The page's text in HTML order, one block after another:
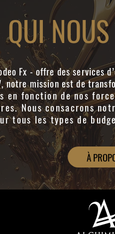
QUI
Fx - offre des services
notre mission est de
en fonction de nos
Nous consacrons
tous les types de
À